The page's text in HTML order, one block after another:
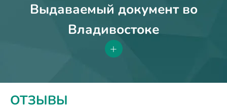
Выдаваемый документ во
Владивостоке
+
ОТЗЫВЫ